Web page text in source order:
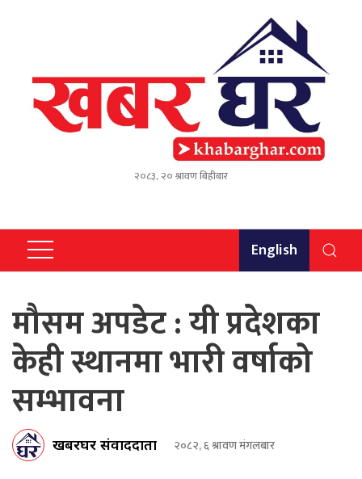
२०८३, २० श्रावण बिहीबार
English
मौसम अपडेट : यी प्रदेशका
केही स्थानमा भारी वर्षाको
सम्भावना
खबरघर संवाददाता २०८२, ६ श्रावण मंगलबार